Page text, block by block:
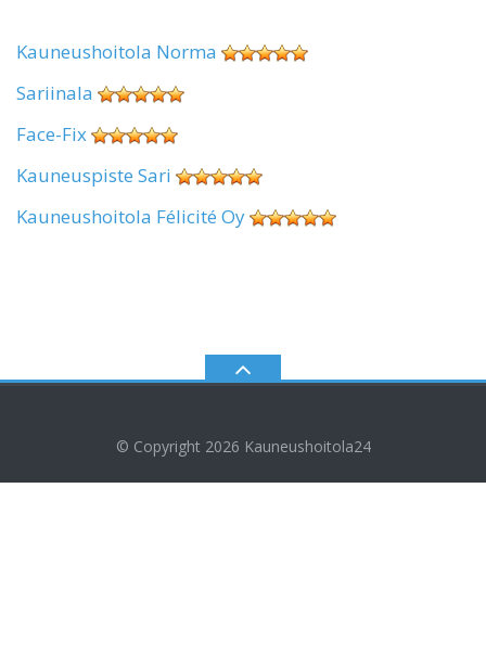
Kauneushoitola Norma
Sariinala
Face-Fix
Kauneuspiste Sari
Kauneushoitola Félicité Oy
© Copyright 2026 Kauneushoitola24